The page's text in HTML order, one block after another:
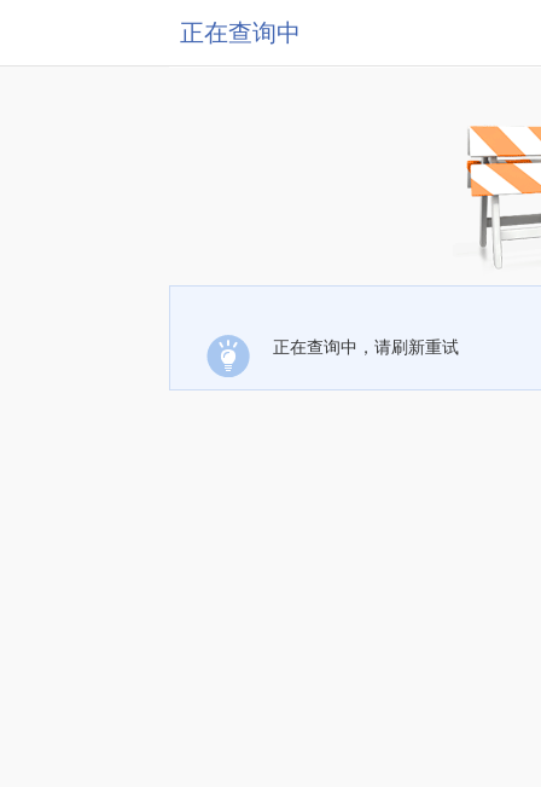
正在查询中
正在查询中，请刷新重试